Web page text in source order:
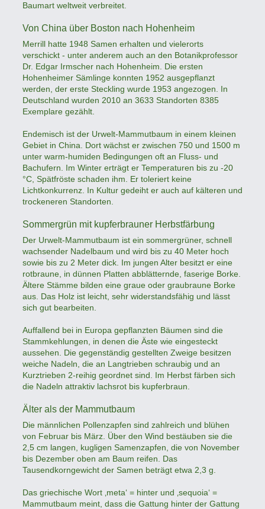
Baumart weltweit verbreitet.
Von China über Boston nach Hohenheim
Merrill hatte 1948 Samen erhalten und vielerorts
verschickt - unter anderem auch an den Botanikprofessor
Dr. Edgar Irmscher nach Hohenheim. Die ersten
Hohenheimer Sämlinge konnten 1952 ausgepflanzt
werden, der erste Steckling wurde 1953 angezogen. In
Deutschland wurden 2010 an 3633 Standorten 8385
Exemplare gezählt.
Endemisch ist der Urwelt-Mammutbaum in einem kleinen
Gebiet in China. Dort wächst er zwischen 750 und 1500 m
unter warm-humiden Bedingungen oft an Fluss- und
Bachufern. Im Winter erträgt er Temperaturen bis zu -20
°C, Spätfröste schaden ihm. Er toleriert keine
Lichtkonkurrenz. In Kultur gedeiht er auch auf kälteren und
trockeneren Standorten.
Sommergrün mit kupferbrauner Herbstfärbung
Der Urwelt-Mammutbaum ist ein sommergrüner, schnell
wachsender Nadelbaum und wird bis zu 40 Meter hoch
sowie bis zu 2 Meter dick. Im jungen Alter besitzt er eine
rotbraune, in dünnen Platten abblätternde, faserige Borke.
Ältere Stämme bilden eine graue oder graubraune Borke
aus. Das Holz ist leicht, sehr widerstandsfähig und lässt
sich gut bearbeiten.
Auffallend bei in Europa gepflanzten Bäumen sind die
Stammkehlungen, in denen die Äste wie eingesteckt
aussehen. Die gegenständig gestellten Zweige besitzen
weiche Nadeln, die an Langtrieben schraubig und an
Kurztrieben 2-reihig geordnet sind. Im Herbst färben sich
die Nadeln attraktiv lachsrot bis kupferbraun.
Älter als der Mammutbaum
Die männlichen Pollenzapfen sind zahlreich und blühen
von Februar bis März. Über den Wind bestäuben sie die
2,5 cm langen, kugligen Samenzapfen, die von November
bis Dezember oben am Baum reifen. Das
Tausendkorngewicht der Samen beträgt etwa 2,3 g.
Das griechische Wort ‚meta‘ = hinter und ‚sequoia‘ =
Mammutbaum meint, dass die Gattung hinter der Gattung